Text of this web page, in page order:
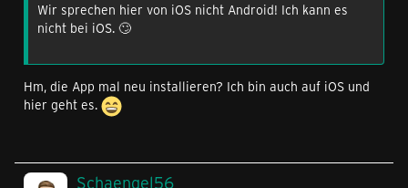
Wir sprechen hier von iOS nicht Android! Ich kann es
nicht bei iOS. 🙄
Hm, die App mal neu installieren? Ich bin auch auf iOS und
hier geht es.
Schaengel56